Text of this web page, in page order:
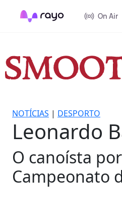
On Air
NOTÍCIAS | DESPORTO
Leonardo
O canoísta
Campeonato